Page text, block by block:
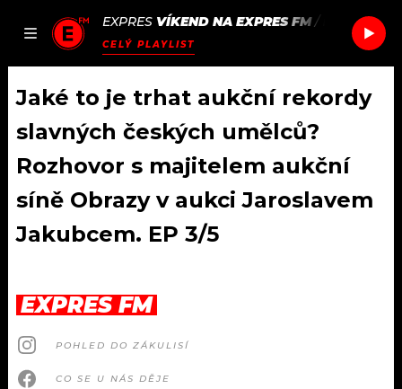
JAK
SEZNAM.CZ
EXPRES VÍKEND NA EXPRES FM/
CELÝ PLAYLIST
DOMŮ
ČLÁNKY
AKTUÁLNĚ
#NEBUDUDOMA
PODCASTY
RÁDIO
APLIKACE
SOUTĚŽE
Jaké to je trhat aukční rekordy
slavných českých umělců?
Rozhovor s majitelem aukční
síně Obrazy v aukci Jaroslavem
Jakubcem. EP 3/5
EXPRES FM
POHLED DO ZÁKULISÍ
CO SE U NÁS DĚJE